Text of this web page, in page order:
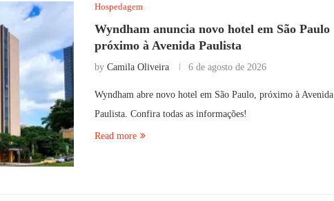
Hospedagem
Wyndham anuncia novo hotel em São Paulo
próximo à Avenida Paulista
by Camila Oliveira 6 de agosto de 2026
Wyndham abre novo hotel em São Paulo, próximo à Avenida
Paulista. Confira todas as informações!
Read more